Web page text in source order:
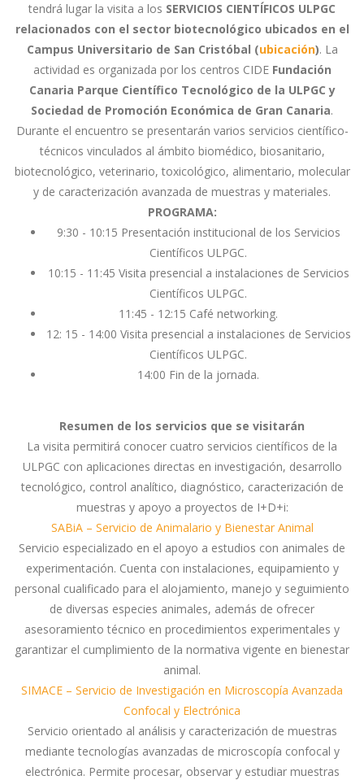
tendrá lugar la visita a los SERVICIOS CIENTÍFICOS ULPGC
relacionados con el sector biotecnológico ubicados en el
Campus Universitario de San Cristóbal (ubicación). La
actividad es organizada por los centros CIDE Fundación
Canaria Parque Científico Tecnológico de la ULPGC y
Sociedad de Promoción Económica de Gran Canaria.
Durante el encuentro se presentarán varios servicios científico-
técnicos vinculados al ámbito biomédico, biosanitario,
biotecnológico, veterinario, toxicológico, alimentario, molecular
y de caracterización avanzada de muestras y materiales.
PROGRAMA:
9:30 - 10:15 Presentación institucional de los Servicios
Científicos ULPGC.
10:15 - 11:45 Visita presencial a instalaciones de Servicios
Científicos ULPGC.
11:45 - 12:15 Café networking.
12: 15 - 14:00 Visita presencial a instalaciones de Servicios
Científicos ULPGC.
14:00 Fin de la jornada.
Resumen de los servicios que se visitarán
La visita permitirá conocer cuatro servicios científicos de la
ULPGC con aplicaciones directas en investigación, desarrollo
tecnológico, control analítico, diagnóstico, caracterización de
muestras y apoyo a proyectos de I+D+i:
SABiA – Servicio de Animalario y Bienestar Animal
Servicio especializado en el apoyo a estudios con animales de
experimentación. Cuenta con instalaciones, equipamiento y
personal cualificado para el alojamiento, manejo y seguimiento
de diversas especies animales, además de ofrecer
asesoramiento técnico en procedimientos experimentales y
garantizar el cumplimiento de la normativa vigente en bienestar
animal.
SIMACE – Servicio de Investigación en Microscopía Avanzada
Confocal y Electrónica
Servicio orientado al análisis y caracterización de muestras
mediante tecnologías avanzadas de microscopía confocal y
electrónica. Permite procesar, observar y estudiar muestras